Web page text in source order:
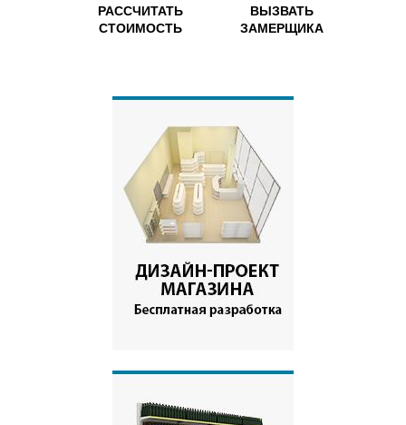
РАССЧИТАТЬ
СТОИМОСТЬ
ВЫЗВАТЬ
ЗАМЕРЩИКА